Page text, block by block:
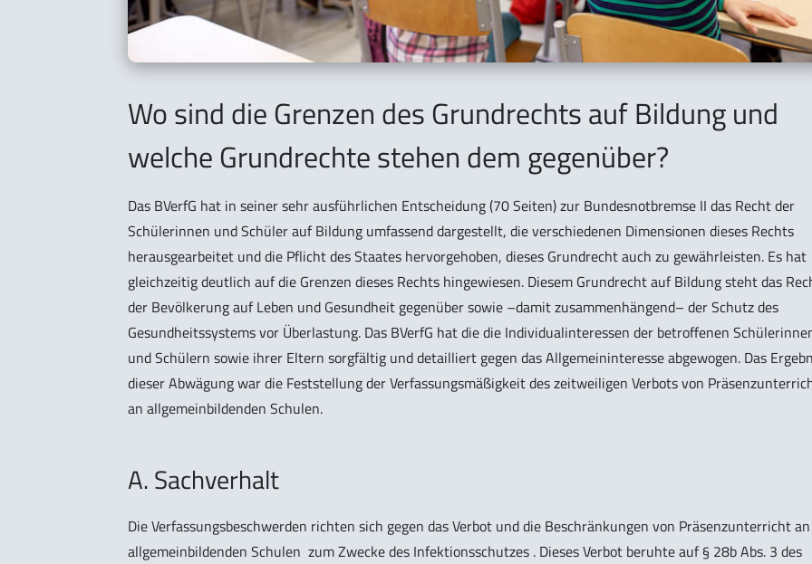
Wo sind die Grenzen des Grundrechts auf Bildung und
welche Grundrechte stehen dem gegenüber?
Das BVerfG hat in seiner sehr ausführlichen Entscheidung (70 Seiten) zur Bundesnotbremse II das Recht der
Schülerinnen und Schüler auf Bildung umfassend dargestellt, die verschiedenen Dimensionen dieses Rechts
herausgearbeitet und die Pflicht des Staates hervorgehoben, dieses Grundrecht auch zu gewährleisten. Es hat
gleichzeitig deutlich auf die Grenzen dieses Rechts hingewiesen. Diesem Grundrecht auf Bildung steht das
der Bevölkerung auf Leben und Gesundheit gegenüber sowie –damit zusammenhängend– der Schutz des
Gesundheitssystems vor Überlastung. Das BVerfG hat die die Individualinteressen der betroffenen
und Schülern sowie ihrer Eltern sorgfältig und detailliert gegen das Allgemeininteresse abgewogen. Das
dieser Abwägung war die Feststellung der Verfassungsmäßigkeit des zeitweiligen Verbots von
an allgemeinbildenden Schulen.
A. Sachverhalt
Die Verfassungsbeschwerden richten sich gegen das Verbot und die Beschränkungen von Präsenzunterricht an
allgemeinbildenden Schulen zum Zwecke des Infektionsschutzes . Dieses Verbot beruhte auf § 28b Abs. 3 des